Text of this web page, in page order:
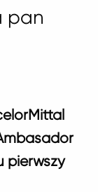
pan
pierwszy